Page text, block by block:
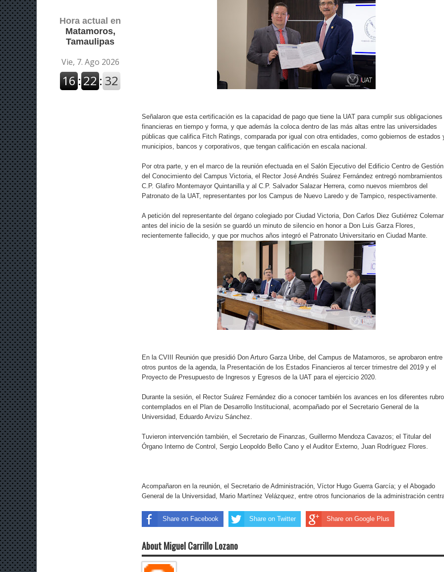
Hora actual en
Matamoros,
Tamaulipas
Señalaron que esta certificación es la capacidad de pago que tiene la UAT para cumplir sus obligaciones
financieras en tiempo y forma, y que además la coloca dentro de las más altas entre las universidades
públicas que califica Fitch Ratings, comparada por igual con otra entidades, como gobiernos de estados
municipios, bancos y corporativos, que tengan calificación en escala nacional.
Por otra parte, y en el marco de la reunión efectuada en el Salón Ejecutivo del Edificio Centro de Gestión
del Conocimiento del Campus Victoria, el Rector José Andrés Suárez Fernández entregó nombramientos
C.P. Glafiro Montemayor Quintanilla y al C.P. Salvador Salazar Herrera, como nuevos miembros del
Patronato de la UAT, representantes por los Campus de Nuevo Laredo y de Tampico, respectivamente.
A petición del representante del órgano colegiado por Ciudad Victoria, Don Carlos Diez Gutiérrez
antes del inicio de la sesión se guardó un minuto de silencio en honor a Don Luis Garza Flores,
recientemente fallecido, y que por muchos años integró el Patronato Universitario en Ciudad Mante.
En la CVIII Reunión que presidió Don Arturo Garza Uribe, del Campus de Matamoros, se aprobaron entre
otros puntos de la agenda, la Presentación de los Estados Financieros al tercer trimestre del 2019 y el
Proyecto de Presupuesto de Ingresos y Egresos de la UAT para el ejercicio 2020.
Durante la sesión, el Rector Suárez Fernández dio a conocer también los avances en los diferentes
contemplados en el Plan de Desarrollo Institucional, acompañado por el Secretario General de la
Universidad, Eduardo Arvizu Sánchez.
Tuvieron intervención también, el Secretario de Finanzas, Guillermo Mendoza Cavazos; el Titular del
Órgano Interno de Control, Sergio Leopoldo Bello Cano y el Auditor Externo, Juan Rodríguez Flores.
Acompañaron en la reunión, el Secretario de Administración, Víctor Hugo Guerra García; y el Abogado
General de la Universidad, Mario Martínez Velázquez, entre otros funcionarios de la administración
Share on Facebook Share on Twitter Share on Google Plus
About Miguel Carrillo Lozano